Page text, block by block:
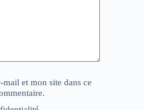
et mon site dans ce